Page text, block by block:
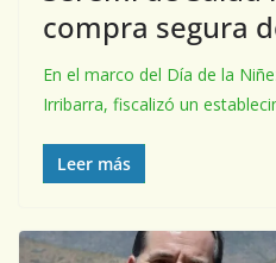
compra segura
En el marco del Día de la
Irribarra, fiscalizó un
Leer más